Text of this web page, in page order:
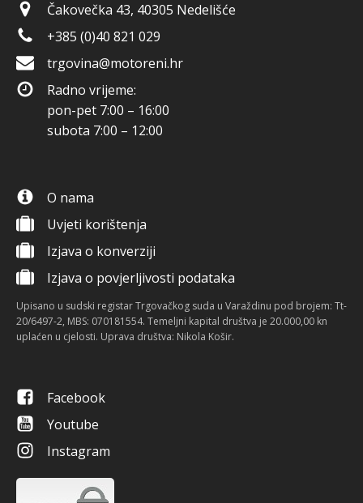
Čakovečka 43, 40305 Nedelišće
+385 (0)40 821 029
trgovina@motoreni.hr
Radno vrijeme:
pon-pet 7:00 – 16:00
subota 7:00 – 12:00
O nama
Uvjeti korištenja
Izjava o konverziji
Izjava o povjerljivosti podataka
Upisano u sudski registar Trgovačkog suda u Varaždinu pod brojem: Tt-
20/6497-2, MBS: 070181554. Temeljni kapital društva je 20.000,00 kn
uplaćen u cjelosti. Uprava društva: Nikola Košir.
Facebook
Youtube
Instagram